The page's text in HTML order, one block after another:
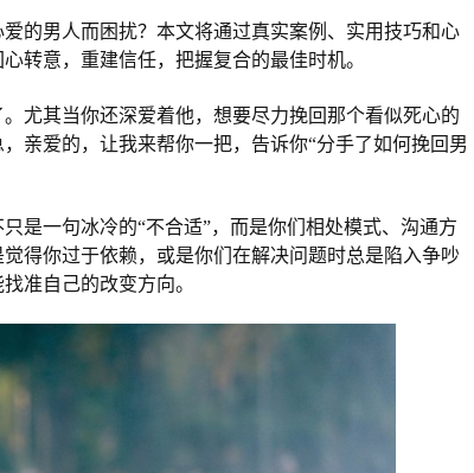
的男人而困扰？本文将通过真实案例、实用技巧和心
转意，重建信任，把握复合的最佳时机。
尤其当你还深爱着他，想要尽力挽回那个看似死心的
亲爱的，让我来帮你一把，告诉你“分手了如何挽回男
是一句冰冷的“不合适”，而是你们相处模式、沟通方
得你过于依赖，或是你们在解决问题时总是陷入争吵
准自己的改变方向。